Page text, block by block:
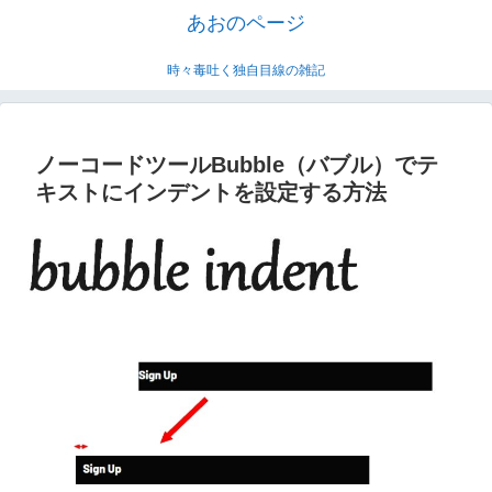
あおのページ
時々毒吐く独自目線の雑記
ノーコードツールBubble（バブル）でテ
キストにインデントを設定する方法